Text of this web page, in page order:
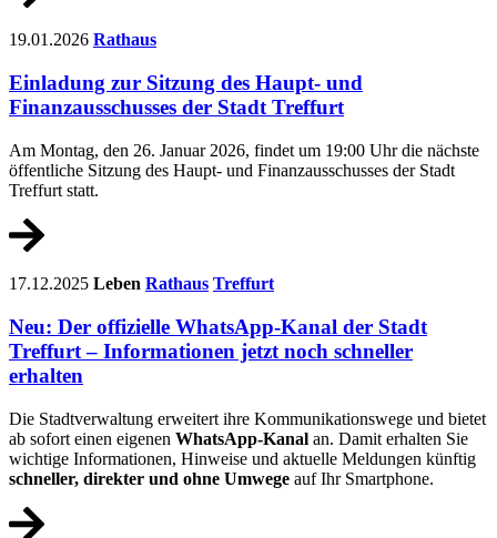
19.01.2026 Rathaus
Einladung zur Sitzung des Haupt- und
Finanzausschusses der Stadt Treffurt
Am Montag, den 26. Januar 2026, findet um 19:00 Uhr die nächste
öffentliche Sitzung des Haupt- und Finanzausschusses der Stadt
Treffurt statt.
17.12.2025 Leben Rathaus Treffurt
Neu: Der offizielle WhatsApp-Kanal der Stadt
Treffurt – Informationen jetzt noch schneller
erhalten
Die Stadtverwaltung erweitert ihre Kommunikationswege und bietet
ab sofort einen eigenen WhatsApp-Kanal an. Damit erhalten Sie
wichtige Informationen, Hinweise und aktuelle Meldungen künftig
schneller, direkter und ohne Umwege auf Ihr Smartphone.